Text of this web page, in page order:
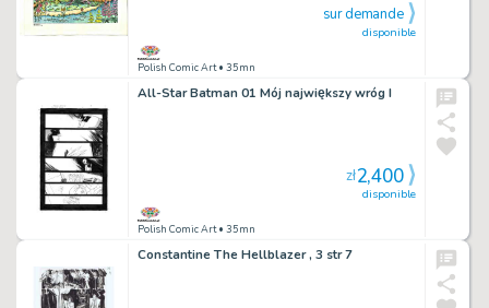
Polish Comic Art• 35mn
disponible
sur demande
All-Star Batman 01 Mój największy wróg I
Polish Comic Art• 35mn
disponible
zł2,400
Constantine The Hellblazer , 3 str 7